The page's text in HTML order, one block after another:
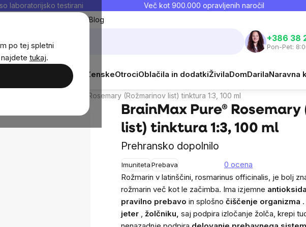
po tej spletni
tukaj.
laboratorijsko testirani Več kot 900.000 opravljenih naročil
Moji priljubljeniBlog
+386 38
Pon-Pet:
Moški ŽenskeOtrociOblačila in dodatkiŽivilaDomDarilaNaravna
BrainMax Pure® Rosemary (Rožmarinov list) tinktura 1:3, 100 ml
BrainMax Pure® Rosemary
list) tinktura 1:3, 100 ml
Prehransko dopolnilo
ImunitetaPrebava 0 ocena
Rožmarin v latinščini, rosmarinus officinalis, je bolj
rožmarin več kot le začimba. Ima izjemne
pravilno prebavo in splošno čiščenje organizma
jeter , žolčniku, saj podpira izločanje žolča, krepi
100 ml